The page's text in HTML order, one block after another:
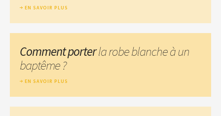
EN SAVOIR PLUS
Comment porterla robe blanche à un
baptême ?
EN SAVOIR PLUS